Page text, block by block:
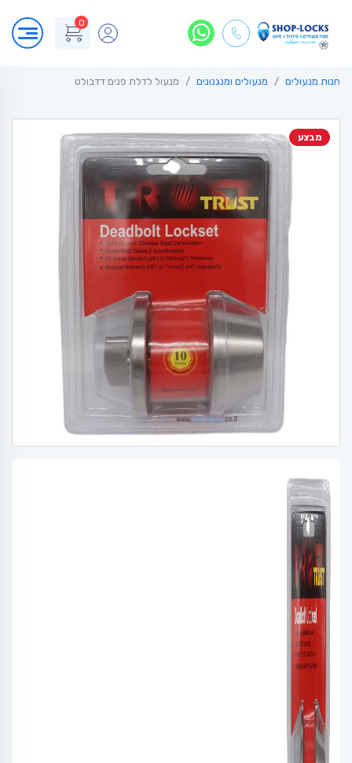
0
חנות מנעולים מנעולים ומנגנונים מנעול לדלת פנים דדבולט
מבצע